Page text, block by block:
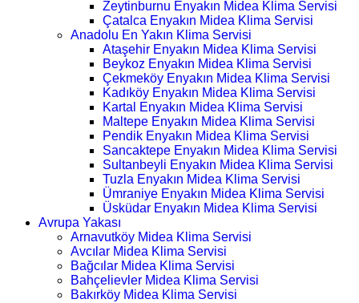
Zeytinburnu Enyakın Midea Klima Servisi
Çatalca Enyakın Midea Klima Servisi
Anadolu En Yakın Klima Servisi
Ataşehir Enyakın Midea Klima Servisi
Beykoz Enyakın Midea Klima Servisi
Çekmeköy Enyakın Midea Klima Servisi
Kadıköy Enyakın Midea Klima Servisi
Kartal Enyakın Midea Klima Servisi
Maltepe Enyakın Midea Klima Servisi
Pendik Enyakın Midea Klima Servisi
Sancaktepe Enyakın Midea Klima Servisi
Sultanbeyli Enyakın Midea Klima Servisi
Tuzla Enyakın Midea Klima Servisi
Ümraniye Enyakın Midea Klima Servisi
Üsküdar Enyakın Midea Klima Servisi
Avrupa Yakası
Arnavutköy Midea Klima Servisi
Avcılar Midea Klima Servisi
Bağcılar Midea Klima Servisi
Bahçelievler Midea Klima Servisi
Bakırköy Midea Klima Servisi